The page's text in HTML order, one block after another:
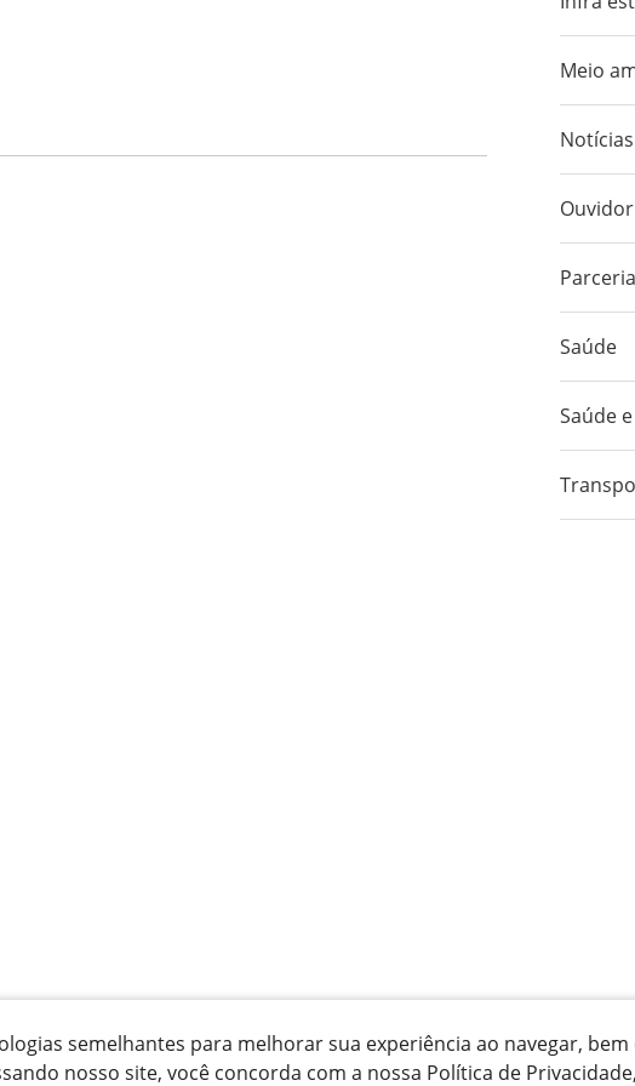
Meio
Notícias
Parceria
Saúde
Saúde
semelhantes para melhorar sua experiência ao navegar,
nosso site, você concorda com a nossa Política de